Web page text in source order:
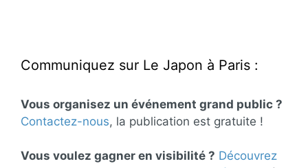
Communiquez sur Le Japon à Paris :
Vous organisez un événement grand public ?
Contactez-nous, la publication est gratuite !
Vous voulez gagner en visibilité ? Découvrez